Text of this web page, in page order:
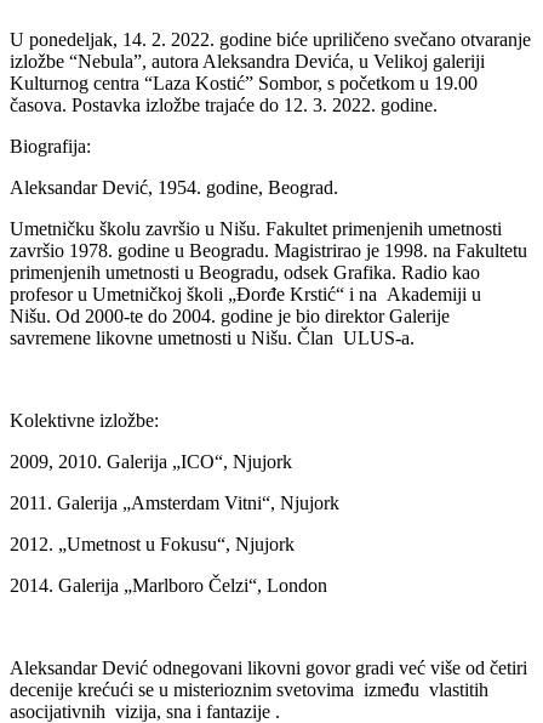
U ponedeljak, 14. 2. 2022. godine biće upriličeno svečano otvaranje
izložbe “Nebula”, autora Aleksandra Devića, u Velikoj galeriji
Kulturnog centra “Laza Kostić” Sombor, s početkom u 19.00
časova. Postavka izložbe trajaće do 12. 3. 2022. godine.
Biografija:
Aleksandar Dević, 1954. godine, Beograd.
Umetničku školu završio u Nišu. Fakultet primenjenih umetnosti
završio 1978. godine u Beogradu. Magistrirao je 1998. na Fakultetu
primenjenih umetnosti u Beogradu, odsek Grafika. Radio kao
profesor u Umetničkoj školi „Đorđe Krstić“ i na Akademiji u
Nišu. Od 2000-te do 2004. godine je bio direktor Galerije
savremene likovne umetnosti u Nišu. Član ULUS-a.
Kolektivne izložbe:
2009, 2010. Galerija „ICO“, Njujork
2011. Galerija „Amsterdam Vitni“, Njujork
2012. „Umetnost u Fokusu“, Njujork
2014. Galerija „Marlboro Čelzi“, London
Aleksandar Dević odnegovani likovni govor gradi već više od četiri
decenije krećući se u misterioznim svetovima između vlastitih
asocijativnih vizija, sna i fantazije .